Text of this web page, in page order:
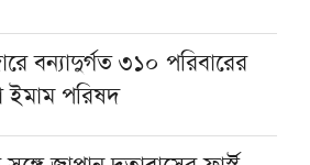
প্রাণ গেল মুয়াজ্জিনের
নবী বিশ্বাস না করলে
না: দেওবন্দের মুহতামিম
বন্যাদুর্গত ৩১০ পরিবারের
ইমাম পরিষদ